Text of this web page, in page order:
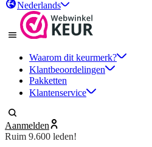
Nederlands
Waarom dit keurmerk?
Klantbeoordelingen
Pakketten
Klantenservice
Aanmelden
Ruim 9.600 leden!